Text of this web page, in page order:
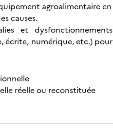
agroalimentaire
causes.
et
écrite, numérique, etc.)
réelle ou reconstituée